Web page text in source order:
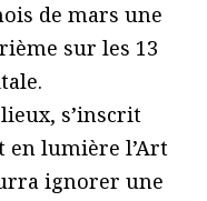
de mars une
sur les 13
s’inscrit
en lumière l’Art
ignorer une